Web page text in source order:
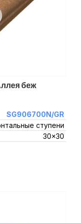
беж
SG906700N/GR
ступени
30x30